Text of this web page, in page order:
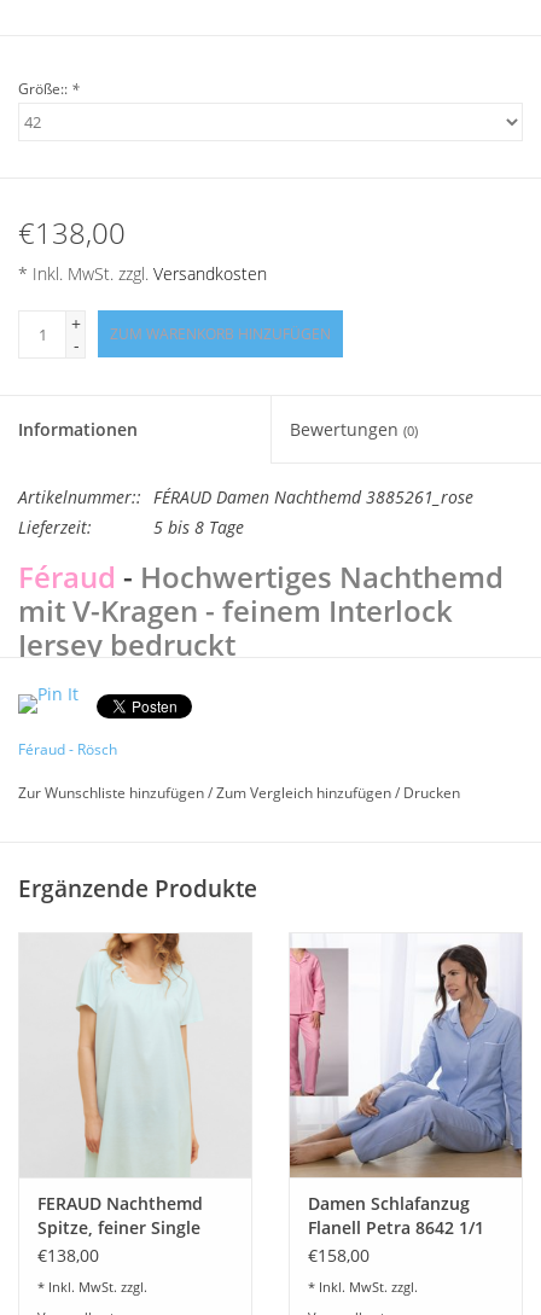
Größe:: *
€138,00
* Inkl. MwSt. zzgl. Versandkosten
+
-
ZUM WARENKORB HINZUFÜGEN
Informationen Bewertungen (0)
Artikelnummer:: FÉRAUD Damen Nachthemd 3885261_rose
Lieferzeit:
5 bis 8 Tage
Féraud - Hochwertiges Nachthemd
mit V-Kragen - feinem Interlock
Jersey bedruckt
Damen Nachthemd mit V-Ausschnitt - leicht und sommerlich !
Farbe Logo Print pink
Féraud Paris
Diese leichte Interlock-Ware fällt sehr fließend am
50% Baumwolle 50% Modal
30°C Wäsche
nicht heiß bügeln
Nicht im Trockner trocknen
Féraud - Rösch
Zur Wunschliste hinzufügen/Zum Vergleich hinzufügen/ Drucken
Ergänzende Produkte
FERAUD Nachthemd
Spitze, feiner Single
Jersey 100% Baumwolle
€138,00
* Inkl. MwSt. zzgl.
Damen Schlafanzug
Flanell Petra 8642 1/1
in 2 Farben
€158,00
* Inkl. MwSt. zzgl.